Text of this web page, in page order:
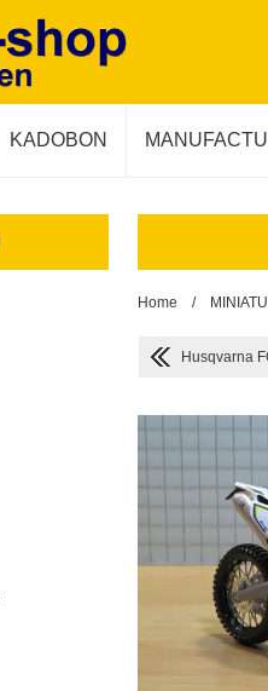
KADOBON
Home /
Husqvarna